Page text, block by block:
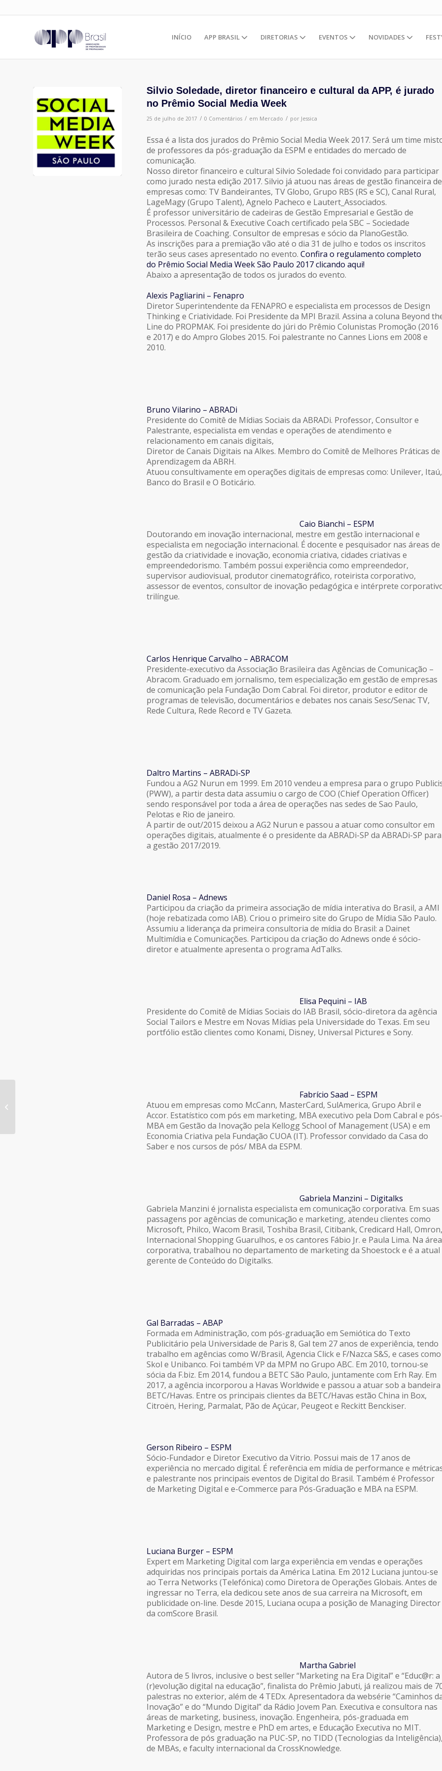
INÍCIO APP BRASIL DIRETORIAS EVENTOS NOVIDADES
Silvio Soledade, diretor financeiro e cultural da APP, é jurado
no Prêmio Social Media Week
25 de julho de 2017 / 0 Comentários / em Mercado / por Jessica
Essa é a lista dos jurados do Prêmio Social Media Week 2017. Será um time
de professores da pós-graduação da ESPM e entidades do mercado de
comunicação.
Nosso diretor financeiro e cultural Silvio Soledade foi convidado para participar
como jurado nesta edição 2017. Silvio já atuou nas áreas de gestão financeira de
empresas como: TV Bandeirantes, TV Globo, Grupo RBS (RS e SC), Canal Rural,
LageMagy (Grupo Talent), Agnelo Pacheco e Lautert_Associados.
É professor universitário de cadeiras de Gestão Empresarial e Gestão de
Processos. Personal & Executive Coach certificado pela SBC – Sociedade
Brasileira de Coaching. Consultor de empresas e sócio da PlanoGestão.
As inscrições para a premiação vão até o dia 31 de julho e todos os inscritos
terão seus cases apresentado no evento. Confira o regulamento completo
do Prêmio Social Media Week São Paulo 2017 clicando aqui!
Abaixo a apresentação de todos os jurados do evento.
Alexis Pagliarini – Fenapro
Diretor Superintendente da FENAPRO e especialista em processos de Design
Thinking e Criatividade. Foi Presidente da MPI Brazil. Assina a coluna Beyond
Line do PROPMAK. Foi presidente do júri do Prêmio Colunistas Promoção (2016
e 2017) e do Ampro Globes 2015. Foi palestrante no Cannes Lions em 2008 e
2010.
Bruno Vilarino – ABRADi
Presidente do Comitê de Mídias Sociais da ABRADi. Professor, Consultor e
Palestrante, especialista em vendas e operações de atendimento e
relacionamento em canais digitais,
Diretor de Canais Digitais na Alkes. Membro do Comitê de Melhores Práticas de
Aprendizagem da ABRH.
Atuou consultivamente em operações digitais de empresas como: Unilever, Itaú,
Banco do Brasil e O Boticário.
Caio Bianchi – ESPM
Doutorando em inovação internacional, mestre em gestão internacional e
especialista em negociação internacional. É docente e pesquisador nas áreas de
gestão da criatividade e inovação, economia criativa, cidades criativas e
empreendedorismo. Também possui experiência como empreendedor,
supervisor audiovisual, produtor cinematográfico, roteirista corporativo,
assessor de eventos, consultor de inovação pedagógica e intérprete
trilíngue.
Carlos Henrique Carvalho – ABRACOM
Presidente-executivo da Associação Brasileira das Agências de Comunicação –
Abracom. Graduado em jornalismo, tem especialização em gestão de empresas
de comunicação pela Fundação Dom Cabral. Foi diretor, produtor e editor de
programas de televisão, documentários e debates nos canais Sesc/Senac TV,
Rede Cultura, Rede Record e TV Gazeta.
Daltro Martins – ABRADi-SP
Fundou a AG2 Nurun em 1999. Em 2010 vendeu a empresa para o grupo
(PWW), a partir desta data assumiu o cargo de COO (Chief Operation Officer)
sendo responsável por toda a área de operações nas sedes de Sao Paulo,
Pelotas e Rio de janeiro.
A partir de out/2015 deixou a AG2 Nurun e passou a atuar como consultor em
operações digitais, atualmente é o presidente da ABRADi-SP da ABRADi-SP para
a gestão 2017/2019.
Daniel Rosa – Adnews
Participou da criação da primeira associação de mídia interativa do Brasil, a AMI
(hoje rebatizada como IAB). Criou o primeiro site do Grupo de Mídia São Paulo.
Assumiu a liderança da primeira consultoria de mídia do Brasil: a Dainet
Multimídia e Comunicações. Participou da criação do Adnews onde é sócio-
diretor e atualmente apresenta o programa AdTalks.
Elisa Pequini – IAB
Presidente do Comitê de Mídias Sociais do IAB Brasil, sócio-diretora da agência
Social Tailors e Mestre em Novas Mídias pela Universidade do Texas. Em seu
portfólio estão clientes como Konami, Disney, Universal Pictures e Sony.
Fabrício Saad – ESPM
Atuou em empresas como McCann, MasterCard, SulAmerica, Grupo Abril e
Accor. Estatístico com pós em marketing, MBA executivo pela Dom Cabral e pós-
MBA em Gestão da Inovação pela Kellogg School of Management (USA) e em
Economia Criativa pela Fundação CUOA (IT). Professor convidado da Casa do
Saber e nos cursos de pós/ MBA da ESPM.
Gabriela Manzini – Digitalks
Gabriela Manzini é jornalista especialista em comunicação corporativa. Em suas
passagens por agências de comunicação e marketing, atendeu clientes como
Microsoft, Philco, Wacom Brasil, Toshiba Brasil, Citibank, Credicard Hall, Omron,
Internacional Shopping Guarulhos, e os cantores Fábio Jr. e Paula Lima. Na área
corporativa, trabalhou no departamento de marketing da Shoestock e é a atual
gerente de Conteúdo do Digitalks.
Gal Barradas – ABAP
Formada em Administração, com pós-graduação em Semiótica do Texto
Publicitário pela Universidade de Paris 8, Gal tem 27 anos de experiência, tendo
trabalho em agências como W/Brasil, Agencia Click e F/Nazca S&S, e cases como
Skol e Unibanco. Foi também VP da MPM no Grupo ABC. Em 2010, tornou-se
sócia da F.biz. Em 2014, fundou a BETC São Paulo, juntamente com Erh Ray. Em
2017, a agência incorporou a Havas Worldwide e passou a atuar sob a bandeira
BETC/Havas. Entre os principais clientes da BETC/Havas estão China in Box,
Citroën, Hering, Parmalat, Pão de Açúcar, Peugeot e Reckitt Benckiser.
Gerson Ribeiro – ESPM
Sócio-Fundador e Diretor Executivo da Vitrio. Possui mais de 17 anos de
experiência no mercado digital. É referência em mídia de performance e
e palestrante nos principais eventos de Digital do Brasil. Também é Professor
de Marketing Digital e e-Commerce para Pós-Graduação e MBA na ESPM.
Luciana Burger – ESPM
Expert em Marketing Digital com larga experiência em vendas e operações
adquiridas nos principais portais da América Latina. Em 2012 Luciana juntou-se
ao Terra Networks (Telefónica) como Diretora de Operações Globais. Antes de
ingressar no Terra, ela dedicou sete anos de sua carreira na Microsoft, em
publicidade on-line. Desde 2015, Luciana ocupa a posição de Managing Director
da comScore Brasil.
Martha Gabriel
Autora de 5 livros, inclusive o best seller “Marketing na Era Digital” e “Educ@r: a
(r)evolução digital na educação”, finalista do Prêmio Jabuti, já realizou mais de
palestras no exterior, além de 4 TEDx. Apresentadora da websérie “Caminhos
Inovação” e do “Mundo Digital” da Rádio Jovem Pan. Executiva e consultora nas
áreas de marketing, business, inovação. Engenheira, pós-graduada em
Marketing e Design, mestre e PhD em artes, e Educação Executiva no MIT.
Professora de pós graduação na PUC-SP, no TIDD (Tecnologias da
de MBAs, e faculty internacional da CrossKnowledge.